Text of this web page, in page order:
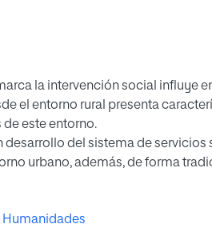
la intervención social influye
el entorno rural presenta
este entorno.
desarrollo del sistema de
urbano, además, de forma
sobre estos aspectos propios
Humanidades